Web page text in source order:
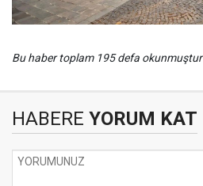
Bu haber toplam 195 defa okunmuştur
HABERE YORUM KAT